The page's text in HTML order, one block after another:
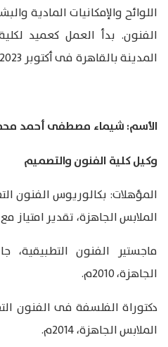
اللوائح والإمكانيات المادية
الفنون. بدأ العمل كعميد
المدينة بالقاهرة فى أكتوبر 2023 .
الأسم: شيماء مصطفى أحمد
وكيل كلية الفنون والتصميم
المؤهلات: بكالوريوس الفنون
الملابس الجاهزة، تقدير امتياز مع
ماجستير الفنون التطبيقية،
الجاهزة، 2010م.
دكتوراة الفلسفة فى الفنون
الملابس الجاهزة، 2014م.